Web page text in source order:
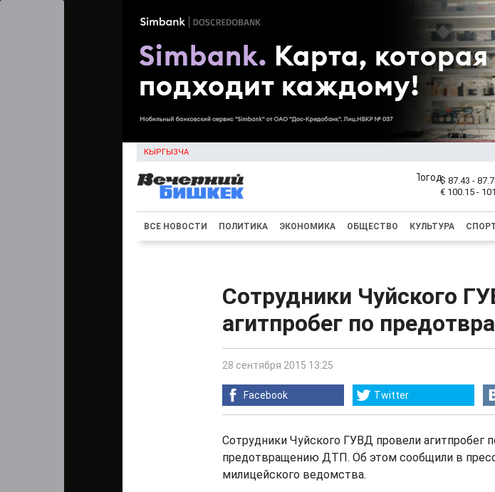
КЫРГЫЗЧА
$ 87.43 -
€ 100.15 -
ВСЕ НОВОСТИ ПОЛИТИКА ЭКОНОМИКА ОБЩЕСТВО КУЛЬТУРА
Сотрудники Чуйского
агитпробег по
28 сентября 2015 13:25
Facebook Twitter
Сотрудники Чуйского ГУВД провели агитпробег
предотвращению ДТП. Об этом сообщили в
милицейского ведомства.